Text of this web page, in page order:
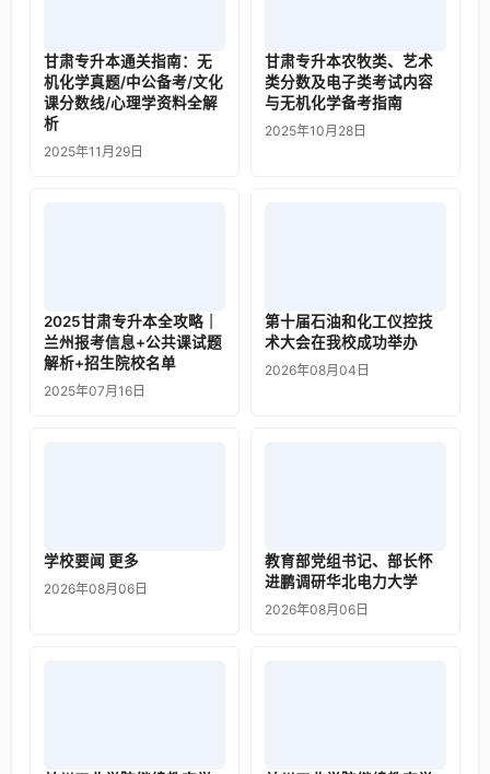
甘肃专升本通关指南：无
机化学真题/中公备考/文化
课分数线/心理学资料全解
析
2025年11月29日
甘肃专升本农牧类、艺术
类分数及电子类考试内容
与无机化学备考指南
2025年10月28日
2025甘肃专升本全攻略｜
兰州报考信息+公共课试题
解析+招生院校名单
2025年07月16日
第十届石油和化工仪控技
术大会在我校成功举办
2026年08月04日
学校要闻 更多
2026年08月06日
教育部党组书记、部长怀
进鹏调研华北电力大学
2026年08月06日